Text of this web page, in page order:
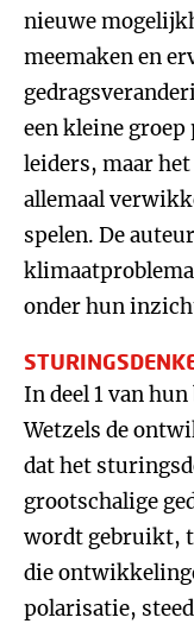
nieuwe
meemaken en
een kleine
leiders, maar
allemaal
spelen. De
onder hun
In deel 1 van
Wetzels de
dat het
grootschalige
wordt gebruikt,
die
polarisatie,